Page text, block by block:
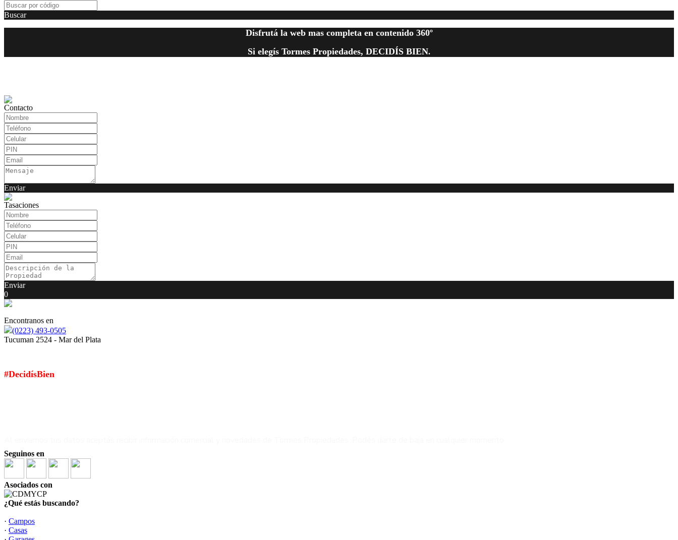
Buscar
Disfrutá la web mas completa en contenido 360º
Si elegís Tormes Propiedades, DECIDÍS BIEN.
Contacto
Enviar
Tasaciones
Enviar
0
Encontranos en
(0223) 493-0505
Tucuman 2524 - Mar del Plata
#DecidísBien
Seguinos en
Asociados con
¿Qué estás buscando?
· Campos
· Casas